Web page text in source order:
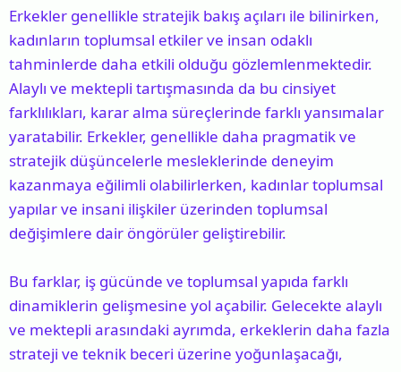
Erkekler genellikle stratejik bakış açıları ile bilinirken,
kadınların toplumsal etkiler ve insan odaklı
tahminlerde daha etkili olduğu gözlemlenmektedir.
Alaylı ve mektepli tartışmasında da bu cinsiyet
farklılıkları, karar alma süreçlerinde farklı yansımalar
yaratabilir. Erkekler, genellikle daha pragmatik ve
stratejik düşüncelerle mesleklerinde deneyim
kazanmaya eğilimli olabilirlerken, kadınlar toplumsal
yapılar ve insani ilişkiler üzerinden toplumsal
değişimlere dair öngörüler geliştirebilir.
Bu farklar, iş gücünde ve toplumsal yapıda farklı
dinamiklerin gelişmesine yol açabilir. Gelecekte alaylı
ve mektepli arasındaki ayrımda, erkeklerin daha fazla
strateji ve teknik beceri üzerine yoğunlaşacağı,